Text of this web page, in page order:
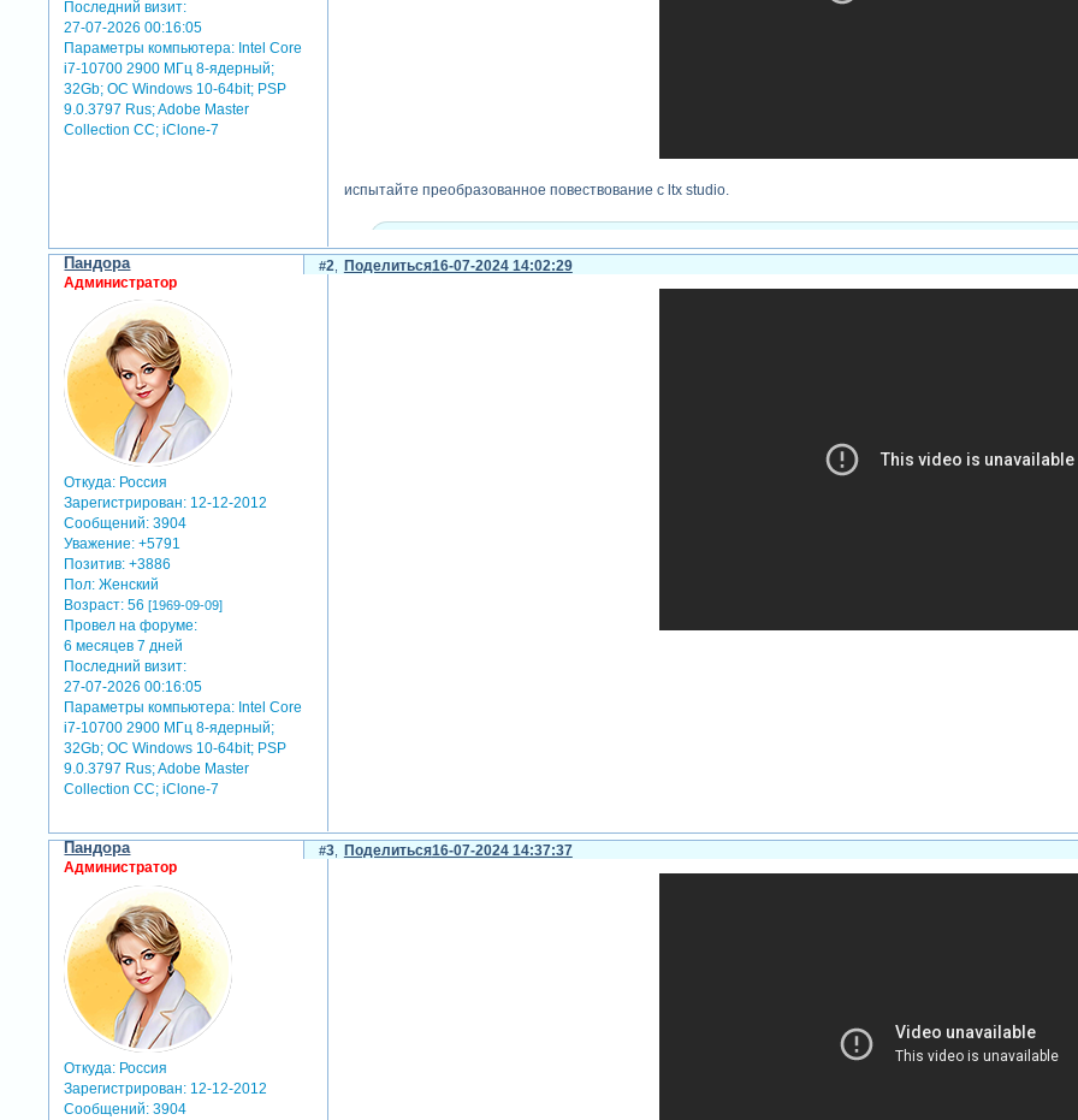
Последний визит:
27-07-2026 00:16:05
Параметры компьютера: Intel Core
i7-10700 2900 МГц 8-ядерный;
32Gb; ОС Windows 10-64bit; PSP
9.0.3797 Rus; Adobe Master
Collection СС; iClone-7
испытайте преобразованное повествование с ltx studio.
скрытый текст:
для просмотра скрытого текста -Зарегистрируйтесь, чтобы увидеть ссылкиилизарегистрируйтесь.
Поделиться
2 16-07-2024 14:02:29
Пандора
Администратор
Откуда: Россия
Зарегистрирован: 12-12-2012
Сообщений: 3904
Уважение: +5791
Позитив: +3886
Пол: Женский
Возраст: 56[1969-09-09]
Провел на форуме:
6 месяцев 7 дней
Последний визит:
27-07-2026 00:16:05
Параметры компьютера: Intel Core
i7-10700 2900 МГц 8-ядерный;
32Gb; ОС Windows 10-64bit; PSP
9.0.3797 Rus; Adobe Master
Collection СС; iClone-7
Поделиться
3 16-07-2024 14:37:37
Пандора
Администратор
Откуда: Россия
Зарегистрирован: 12-12-2012
Сообщений: 3904